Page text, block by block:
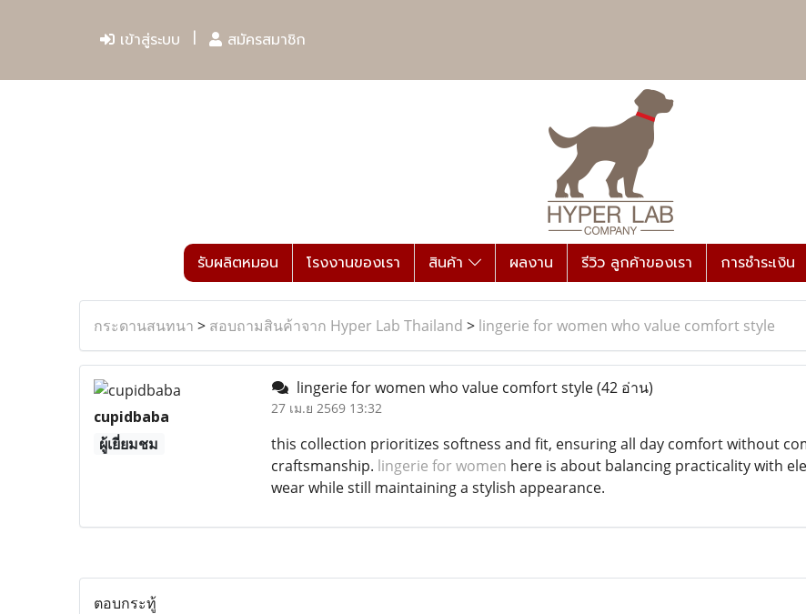
เข้าสู่ระบบ สมัครสมาชิก
รับผลิตหมอน โรงงานของเรา สินค้า ผลงาน รีวิว ลูกค้าของเรา การชำระเงิน
กระดานสนทนา > สอบถามสินค้าจาก Hyper Lab Thailand > lingerie for women who value comfort style
cupidbaba
ผู้เยี่ยมชม
lingerie for women who value comfort style(42 อ่าน)
27 เม.ย 2569 13:32
this collection prioritizes softness and fit, ensuring all day comfort without
craftsmanship. lingerie for women here is about balancing practicality with
wear while still maintaining a stylish appearance.
ตอบกระทู้